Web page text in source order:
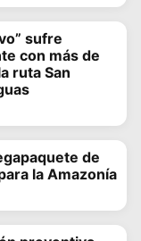
sufre
con más de
ruta San
de
la Amazonía